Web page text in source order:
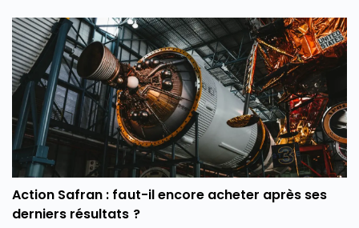
même de notre façon d’investir en Bourse avec de
nouveaux outils et de nouvelles approches. Dans cet
article, découvrez comment l’intelligence artificielle
peut transformer votre façon d’investir en Bourse et
vous aider à mieux saisir les opportunités des
marchés.
Action Safran : faut-il encore acheter après ses
derniers résultats ?